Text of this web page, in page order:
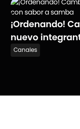
¡Ordenando!
nuevo
Canales